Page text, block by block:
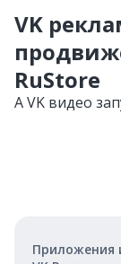
VK
RuStore
А VK видео
Приложения